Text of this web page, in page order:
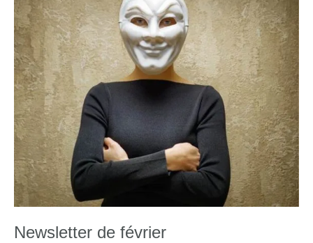
Newsletter de février